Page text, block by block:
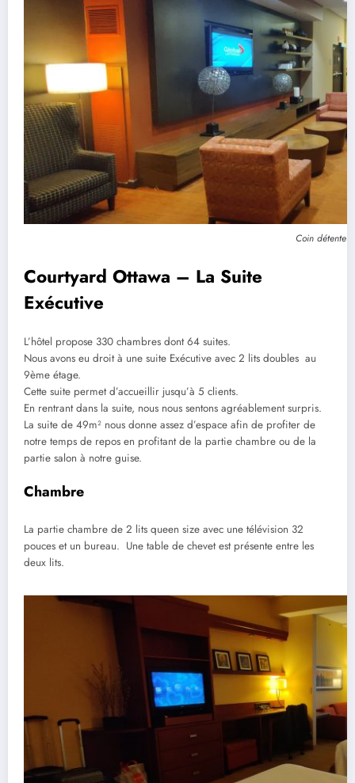
Coin détente
Courtyard Ottawa – La Suite
Exécutive
L’hôtel propose 330 chambres dont 64 suites.
Nous avons eu droit à une suite Exécutive avec 2 lits doubles au
9ème étage.
Cette suite permet d’accueillir jusqu’à 5 clients.
En rentrant dans la suite, nous nous sentons agréablement surpris.
La suite de 49m² nous donne assez d’espace afin de profiter de
notre temps de repos en profitant de la partie chambre ou de la
partie salon à notre guise.
Chambre
La partie chambre de 2 lits queen size avec une télévision 32
pouces et un bureau. Une table de chevet est présente entre les
deux lits.